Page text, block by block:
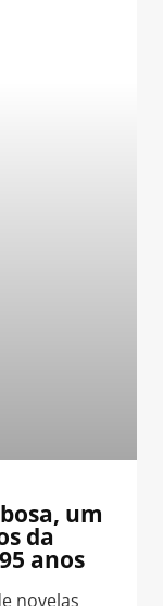
um
da
anos
novelas